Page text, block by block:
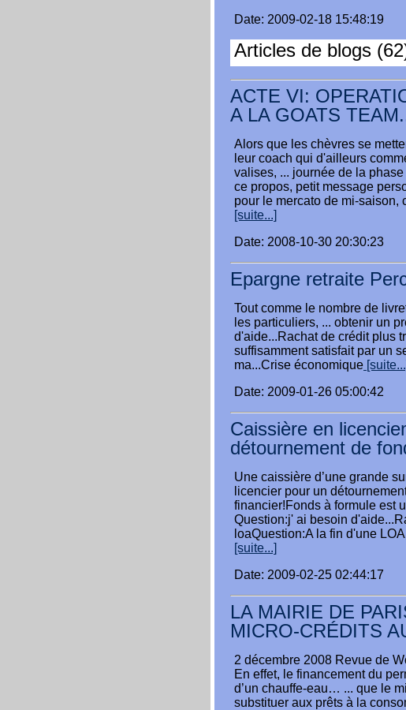
Date: 2009-02-18 15:48:19
Articles de blogs
ACTE VI:
A LA GOATS
Alors que les chèvres se
leur coach qui d'ailleurs
valises, ... journée de la
ce propos, petit message
pour le mercato de mi-saison,
[suite...]
Date: 2008-10-30 20:30:23
Epargne retraite
Tout comme le nombre de
les particuliers, ... obtenir un
d'aide...Rachat de crédit plus
suffisamment satisfait par un
ma...Crise économique
Date: 2009-01-26 05:00:42
Caissière en
détournement de
Une caissière d’une grande
licencier pour un
financier!Fonds à formule est
Question:j' ai besoin
loaQuestion:A la fin d'une
[suite...]
Date: 2009-02-25 02:44:17
LA MAIRIE DE
MICRO-CRÉDITS
2 décembre 2008 Revue de
En effet, le financement du
d’un chauffe-eau… ... que le
substituer aux prêts à la